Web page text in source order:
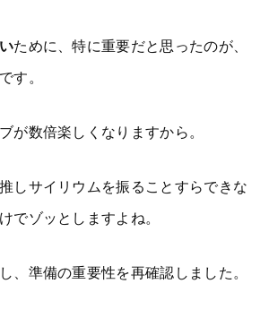
ために、特に重要だと思ったのが、
す。
が数倍楽しくなりますから。
しサイリウムを振ることすらできな
でゾッとしますよね。
、準備の重要性を再確認しました。